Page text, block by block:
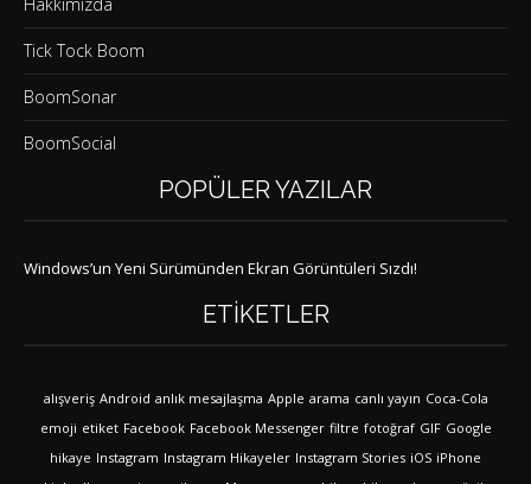
Tick Tock Boom
BoomSonar
BoomSocial
POPÜLER YAZILAR
Windows’un Yeni Sürümünden Ekran Görüntüleri Sızdı!
ETIKETLER
alışveriş Android anlık mesajlaşma Apple arama canlı yayın Coca-Cola
emoji etiket Facebook Facebook Messenger filtre fotoğraf GIF Google
hikaye Instagram Instagram Hikayeler Instagram Stories iOS iPhone